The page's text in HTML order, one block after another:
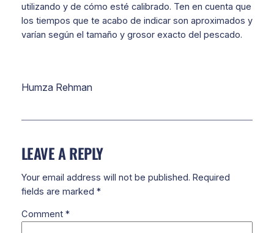
utilizando y de cómo esté calibrado. Ten en cuenta que
los tiempos que te acabo de indicar son aproximados y
varían según el tamaño y grosor exacto del pescado.
Humza Rehman
LEAVE A REPLY
Your email address will not be published. Required
fields are marked *
Comment *